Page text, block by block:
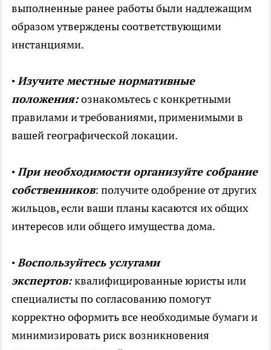
выполненные ранее работы были надлежащим
образом утверждены соответствующими
инстанциями.
•Изучите местные нормативные
положения:ознакомьтесь с конкретными
правилами и требованиями, применимыми в
вашей географической локации.
•При необходимости организуйте собрание
собственников: получите одобрение от других
жильцов, если ваши планы касаются их общих
интересов или общего имущества дома.
•Воспользуйтесь услугами
экспертов:квалифицированные юристы или
специалисты по согласованию помогут
корректно оформить все необходимые бумаги и
минимизировать риск возникновения